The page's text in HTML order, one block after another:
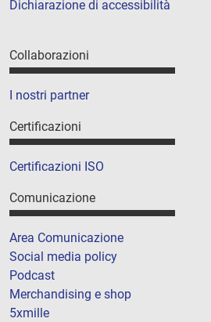
Dichiarazione di accessibilità
Collaborazioni
I nostri partner
Certificazioni
Certificazioni ISO
Comunicazione
Area Comunicazione
Social media policy
Podcast
Merchandising e shop
5xmille